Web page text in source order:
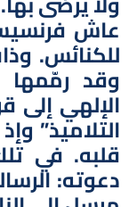
عاش
للكنائس.
وقد رمّمها
الإلهي إلى
التلاميذ”
قلبه. في
دعوته: